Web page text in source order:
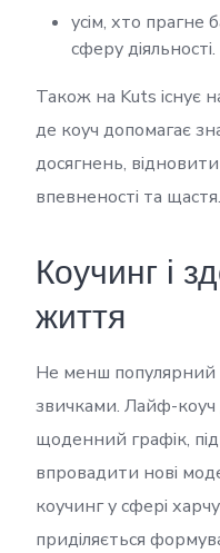
усім, хто прагне
сферу діяльності.
Також на Kuts існує
де коуч допомагає
досягнень, відновити
впевненості та щастя.
Коучинг і
життя
Не менш популярний
звичками. Лайф-коуч
щоденний графік,
впровадити нові
коучинг у сфері
приділяється